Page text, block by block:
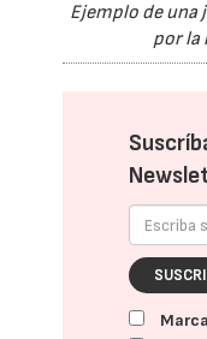
Ejemplo de una
por la